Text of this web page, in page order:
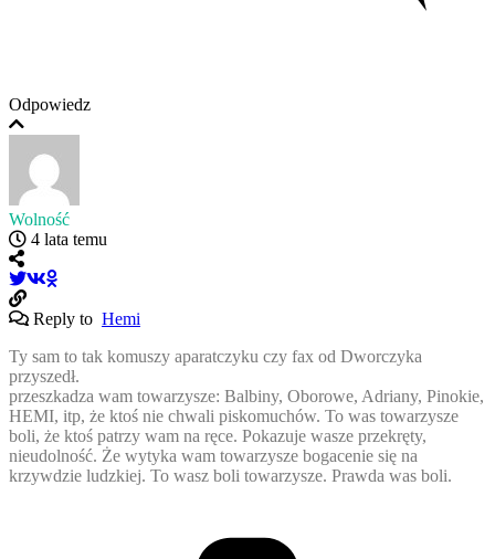
Odpowiedz
Wolność
4 lata temu
Reply to Hemi
Ty sam to tak komuszy aparatczyku czy fax od Dworczyka
przyszedł.
przeszkadza wam towarzysze: Balbiny, Oborowe, Adriany, Pinokie,
HEMI, itp, że ktoś nie chwali piskomuchów. To was towarzysze
boli, że ktoś patrzy wam na ręce. Pokazuje wasze przekręty,
nieudolność. Że wytyka wam towarzysze bogacenie się na
krzywdzie ludzkiej. To wasz boli towarzysze. Prawda was boli.